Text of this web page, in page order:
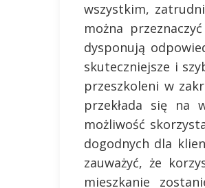
wszystkim,
można
dysponują
skuteczniejsze i
przeszkoleni w
przekłada się na
możliwość
dogodnych dla
zauważyć, że
mieszkanie